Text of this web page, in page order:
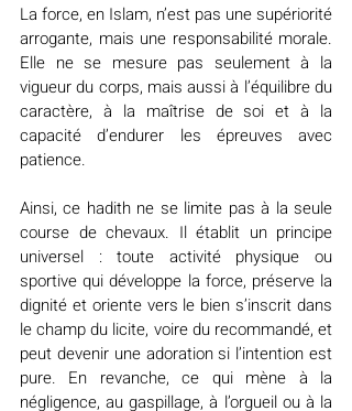
La force, en Islam, n’est pas une supériorité
arrogante, mais une responsabilité morale.
Elle ne se mesure pas seulement à la
vigueur du corps, mais aussi à l’équilibre du
caractère, à la maîtrise de soi et à la
capacité d’endurer les épreuves avec
patience.
Ainsi, ce hadith ne se limite pas à la seule
course de chevaux. Il établit un principe
universel : toute activité physique ou
sportive qui développe la force, préserve la
dignité et oriente vers le bien s’inscrit dans
le champ du licite, voire du recommandé, et
peut devenir une adoration si l’intention est
pure. En revanche, ce qui mène à la
négligence, au gaspillage, à l’orgueil ou à la